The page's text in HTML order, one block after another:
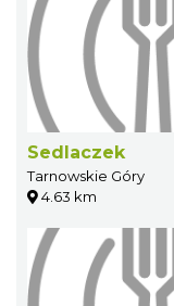
Sedlaczek
Tarnowskie Góry
4.63 km